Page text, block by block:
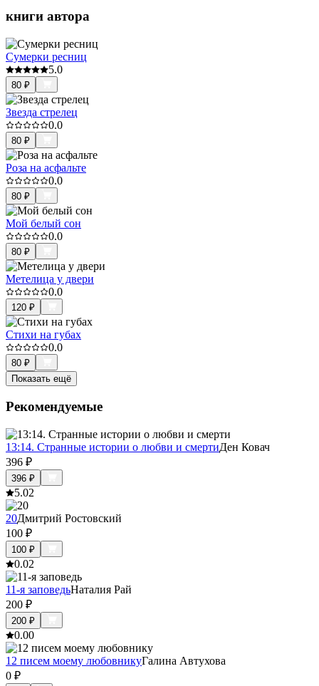
книги автора
Сумерки ресниц
5.0
80 ₽
Звезда стрелец
0.0
80 ₽
Роза на асфальте
0.0
80 ₽
Мой белый сон
0.0
80 ₽
Метелица у двери
0.0
120 ₽
Стихи на губах
0.0
80 ₽
Показать ещё
Рекомендуемые
13:14. Странные истории о любви и смертиДен Ковач
396 ₽
396 ₽
5.02
20Дмитрий Ростовский
100 ₽
100 ₽
0.02
11-я заповедьНаталия Рай
200 ₽
200 ₽
0.00
12 писем моему любовникуГалина Автухова
0 ₽